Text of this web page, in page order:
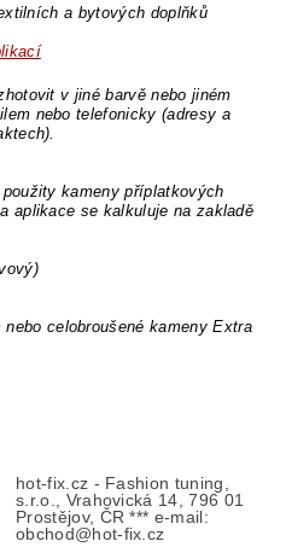
a bytových doplňků
v jiné barvě nebo jiném
nebo telefonicky (adresy a
kameny příplatkových
aplikace se kalkuluje na zakladě
celobroušené kameny Extra
hot-fix.cz - Fashion tuning,
s.r.o., Vrahovická 14, 796 01
Prostějov, ČR *** e-mail:
obchod@hot-fix.cz